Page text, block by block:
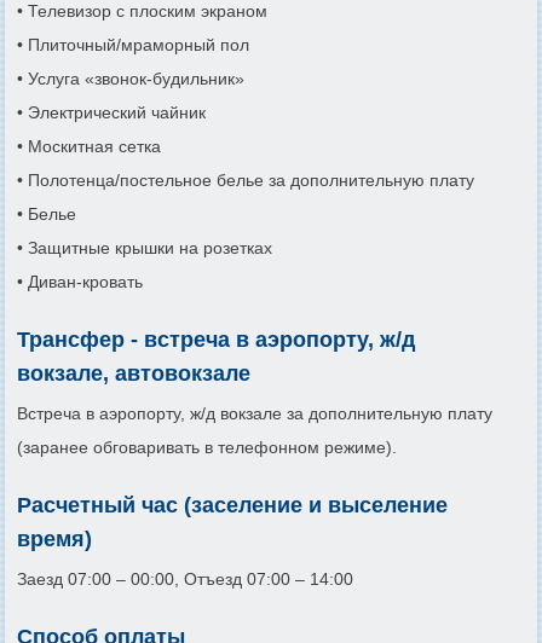
• Телевизор с плоским экраном
• Плиточный/мраморный пол
• Услуга «звонок-будильник»
• Электрический чайник
• Москитная сетка
• Полотенца/постельное белье за дополнительную плату
• Белье
• Защитные крышки на розетках
• Диван-кровать
Трансфер - встреча в аэропорту, ж/д
вокзале, автовокзале
Встреча в аэропорту, ж/д вокзале за дополнительную плату
(заранее обговаривать в телефонном режиме).
Расчетный час (заселение и выселение
время)
Заезд 07:00 – 00:00, Отъезд 07:00 – 14:00
Способ оплаты